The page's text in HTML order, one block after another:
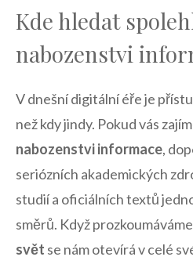
Kde hledat
nabozenstvi
V dnešní digitální éře je
než kdy jindy. Pokud vás
nabozenstvi informace,
seriózních akademických
studií a oficiálních textů
směrů. Když
svět se nám otevírá v celé